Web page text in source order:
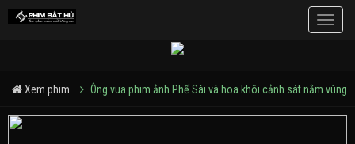
Toggle
Xem phim Ông vua phim ảnh Phế Sài và hoa khôi cảnh sát nằm vùng